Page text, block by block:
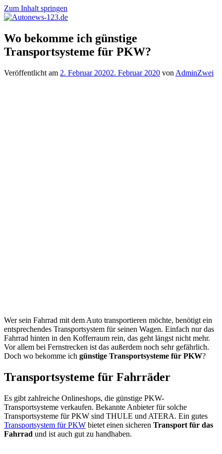
Zum Inhalt springen
Autonews-
123.de
Autonews
mit
Charme
Wo bekomme ich günstige
Transportsysteme für PKW?
Veröffentlicht am 2. Februar 20202. Februar 2020 von AdminZwei
Wer sein Fahrrad mit dem Auto transportieren möchte, benötigt ein
entsprechendes Transportsystem für seinen Wagen. Einfach nur das
Fahrrad hinten in den Kofferraum rein, das geht längst nicht mehr.
Vor allem bei Fernstrecken ist das außerdem noch sehr gefährlich.
Doch wo bekomme ich günstige Transportsysteme für PKW?
Transportsysteme für Fahrräder
Es gibt zahlreiche Onlineshops, die günstige PKW-
Transportsysteme verkaufen. Bekannte Anbieter für solche
Transportsysteme für PKW sind THULE und ATERA. Ein gutes
Transportsystem für PKW bietet einen sicheren Transport für das
Fahrrad und ist auch gut zu handhaben.